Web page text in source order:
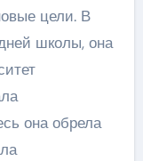
цели. В
школы, она
она обрела